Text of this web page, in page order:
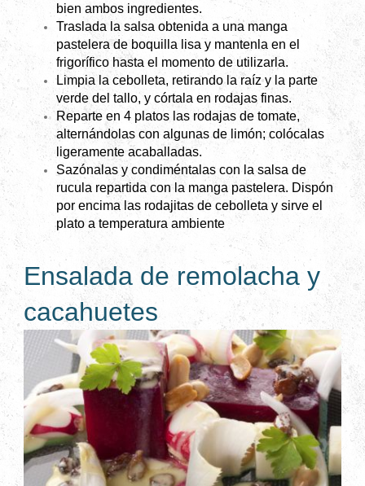
bien ambos ingredientes.
Traslada la salsa obtenida a una manga
pastelera de boquilla lisa y mantenla en el
frigorífico hasta el momento de utilizarla.
Limpia la cebolleta, retirando la raíz y la parte
verde del tallo, y córtala en rodajas finas.
Reparte en 4 platos las rodajas de tomate,
alternándolas con algunas de limón; colócalas
ligeramente acaballadas.
Sazónalas y condiméntalas con la salsa de
rucula repartida con la manga pastelera. Dispón
por encima las rodajitas de cebolleta y sirve el
plato a temperatura ambiente
Ensalada de remolacha y
cacahuetes